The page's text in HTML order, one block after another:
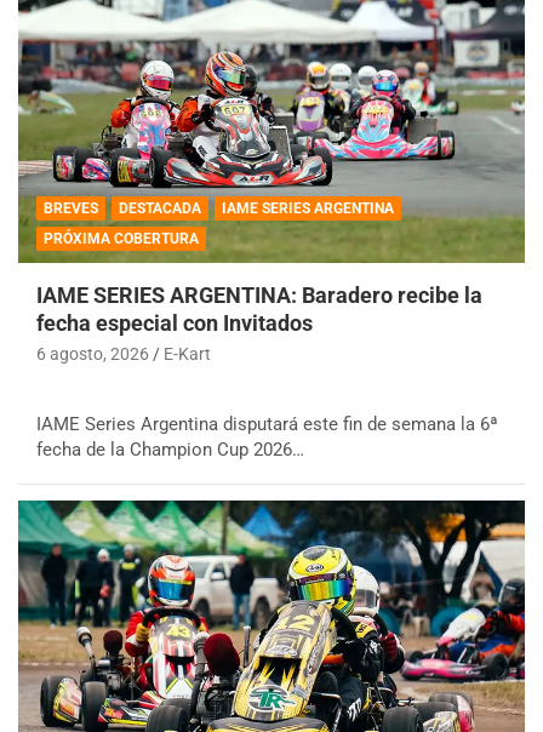
BREVES DESTACADA
IAME SERIES ARGENTINA
PRÓXIMA COBERTURA
IAME SERIES ARGENTINA: Baradero recibe la
fecha especial con Invitados
6 agosto, 2026 E-Kart
IAME Series Argentina disputará este fin de semana la 6ª
fecha de la Champion Cup 2026…